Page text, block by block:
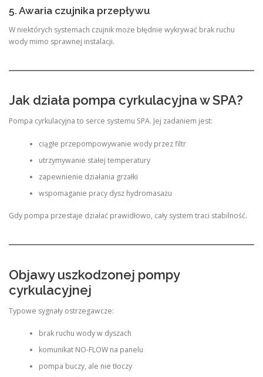
5. Awaria czujnika przepływu
W niektórych systemach czujnik może błędnie wykrywać brak ruchu
wody mimo sprawnej instalacji.
Jak działa pompa cyrkulacyjna w SPA?
Pompa cyrkulacyjna to serce systemu SPA. Jej zadaniem jest:
ciągłe przepompowywanie wody przez filtr
utrzymywanie stałej temperatury
zapewnienie działania grzałki
wspomaganie pracy dysz hydromasażu
Gdy pompa przestaje działać prawidłowo, cały system traci stabilność.
Objawy uszkodzonej pompy
cyrkulacyjnej
Typowe sygnały ostrzegawcze:
brak ruchu wody w dyszach
komunikat NO-FLOW na panelu
pompa buczy, ale nie tłoczy